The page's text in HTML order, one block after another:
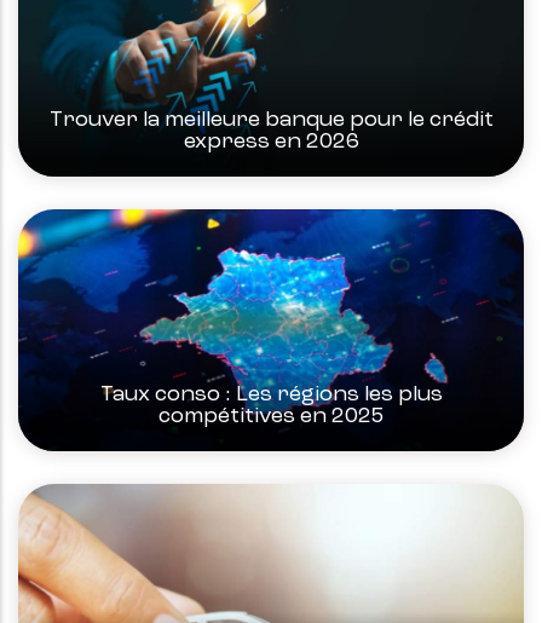
Trouver la meilleure banque pour le crédit
express en 2026
Taux conso : Les régions les plus
compétitives en 2025